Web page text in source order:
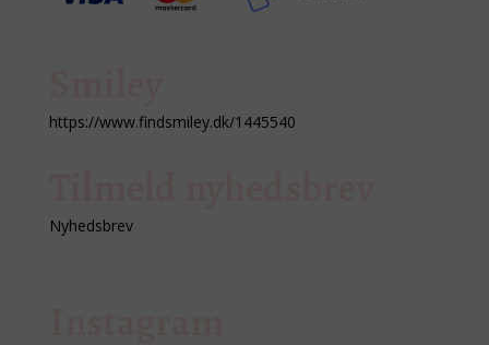
https://www.findsmiley.dk/1445540
Nyhedsbrev